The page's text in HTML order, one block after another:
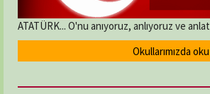
ATATÜRK... O'nu anıyoruz, anlıyoruz ve
Okullarımızda